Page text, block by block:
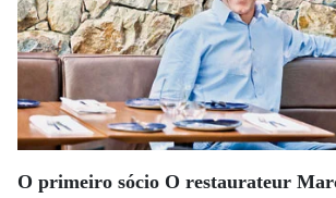
O primeiro sócio O restaurateur